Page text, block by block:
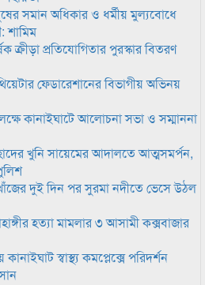
সমান অধিকার ও ধর্মীয় মুল্যবোধে
শামিম
ক্রীড়া প্রতিযোগিতার পুরস্কার বিতরণ
ফেডারেশানের বিভাগীয় অভিনয়
কানাইঘাটে আলোচনা সভা ও সম্মাননা
খুনি সায়েমের আদালতে আত্মসমর্পন,
দুই দিন পর সুরমা নদীতে ভেসে উঠল
হত্যা মামলার ৩ আসামী কক্সবাজার
স্বাস্থ্য কমপ্লেক্সে পরিদর্শন